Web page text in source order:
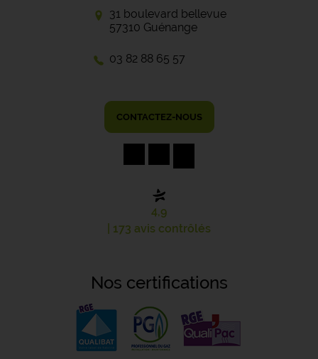
31 boulevard bellevue
57310 Guénange
03 82 88 65 57
CONTACTEZ-NOUS
4,9
| 173 avis contrôlés
Nos certifications